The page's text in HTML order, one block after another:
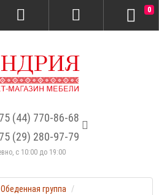
(44) 770-86-68
(29) 280-97-79
с 10:00 до 19:00
0
Обеденная группа